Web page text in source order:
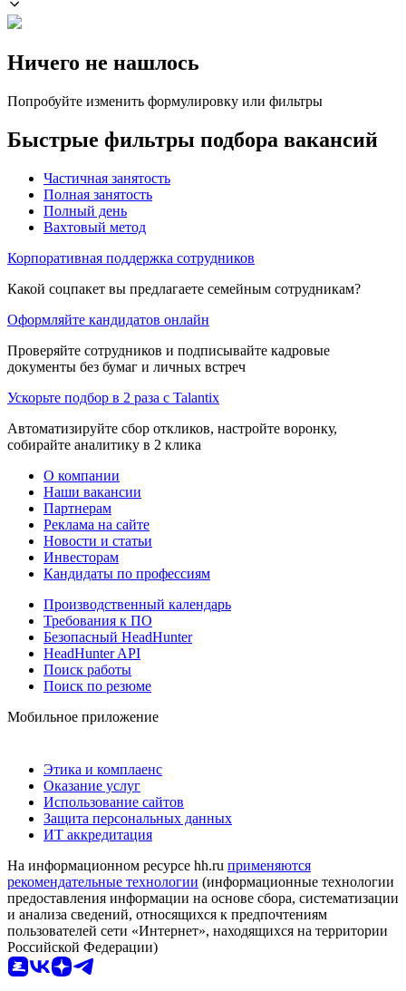
Ничего не нашлось
Попробуйте изменить формулировку или фильтры
Быстрые фильтры подбора вакансий
Частичная занятость
Полная занятость
Полный день
Вахтовый метод
Корпоративная поддержка сотрудников
Какой соцпакет вы предлагаете семейным сотрудникам?
Оформляйте кандидатов онлайн
Проверяйте сотрудников и подписывайте кадровые
документы без бумаг и личных встреч
Ускорьте подбор в 2 раза с Talantix
Автоматизируйте сбор откликов, настройте воронку,
собирайте аналитику в 2 клика
О компании
Наши вакансии
Партнерам
Реклама на сайте
Новости и статьи
Инвесторам
Кандидаты по профессиям
Производственный календарь
Требования к ПО
Безопасный HeadHunter
HeadHunter API
Поиск работы
Поиск по резюме
Мобильное приложение
Этика и комплаенс
Оказание услуг
Использование сайтов
Защита персональных данных
ИТ аккредитация
На информационном ресурсе hh.ru применяются
рекомендательные технологии (информационные технологии
предоставления информации на основе сбора, систематизации
и анализа сведений, относящихся к предпочтениям
пользователей сети «Интернет», находящихся на территории
Российской Федерации)